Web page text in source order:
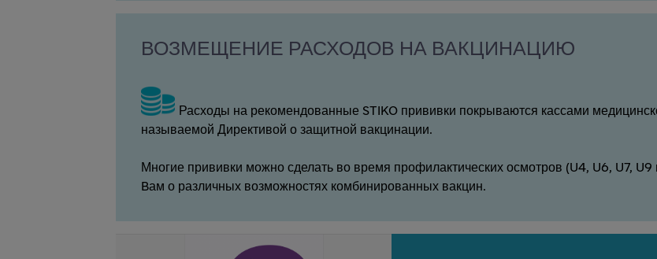
ВОЗМЕЩЕНИЕ РАСХОДОВ НА ВАКЦИНАЦИЮ
Расходы на рекомендованные STIKO прививки покрываются кассами
называемой Директивой о защитной вакцинации.
Многие прививки можно сделать во время профилактических осмотров (U4, U6, U7,
Bам о различных возможностях комбинированных вакцин.